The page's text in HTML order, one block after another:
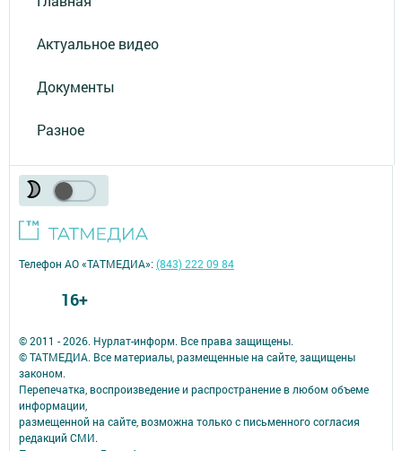
Актуальное видео
Документы
Разное
© 2011 - 2026. Нурлат-⁠информ. Все права защищены.
© ТАТМЕДИА. Все материалы, размещенные на сайте, защищены
законом.
Перепечатка, воспроизведение и распространение в любом объеме
информации,
размещенной на сайте, возможна только с письменного согласия
редакций СМИ.
Телефон АО «ТАТМЕДИА»:(843) 222 09 84
16+